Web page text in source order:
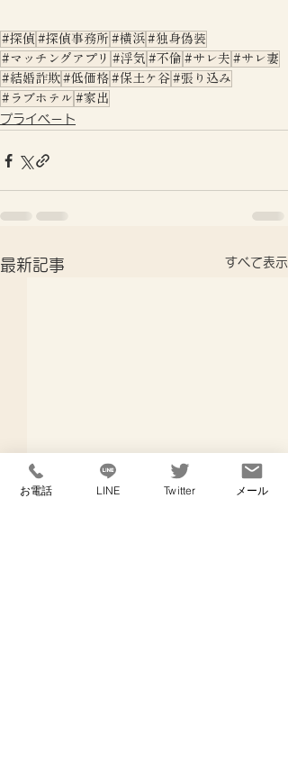
#探偵 #探偵事務所 #横浜 #独身偽装
#マッチングアプリ #浮気 #不倫 #サレ夫 #サレ妻
#結婚詐欺 #低価格 #保土ケ谷 #張り込み
#ラブホテル #家出
プライベート
最新記事 すべて表示
お電話 LINE Twitter メール